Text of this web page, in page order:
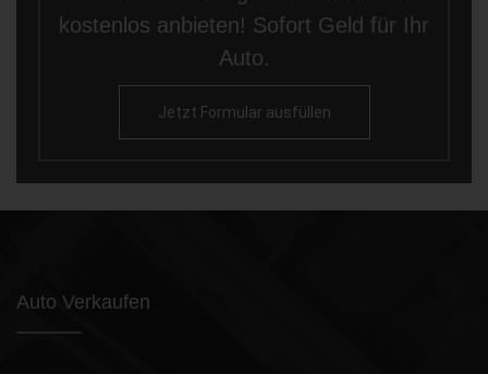
kostenlos anbieten! Sofort Geld für Ihr
Auto.
Jetzt Formular ausfüllen
Auto Verkaufen